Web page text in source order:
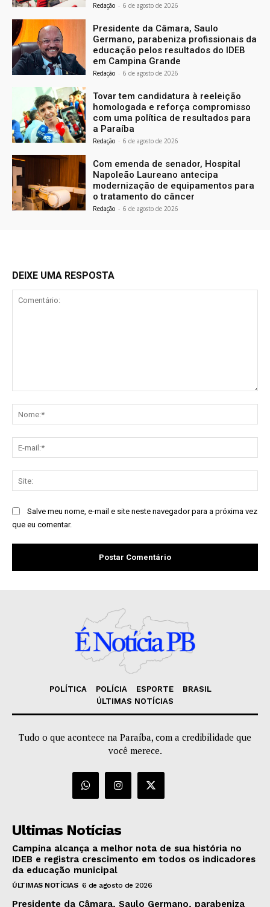
Redação - 6 de agosto de 2026
Presidente da Câmara, Saulo
Germano, parabeniza profissionais da
educação pelos resultados do IDEB
em Campina Grande
Redação - 6 de agosto de 2026
Tovar tem candidatura à reeleição
homologada e reforça compromisso
com uma política de resultados para
a Paraíba
Redação - 6 de agosto de 2026
Com emenda de senador, Hospital
Napoleão Laureano antecipa
modernização de equipamentos para
o tratamento do câncer
Redação - 6 de agosto de 2026
DEIXE UMA RESPOSTA
Salve meu nome, e-mail e site neste navegador para a próxima vez
que eu comentar.
POLÍTICA POLÍCIA ESPORTE
BRASIL
ÚLTIMAS NOTÍCIAS
Tudo o que acontece na Paraíba, com a credibilidade que
você merece.
Ultimas Notícias
Campina alcança a melhor nota de sua história no
IDEB e registra crescimento em todos os indicadores
da educação municipal
ÚLTIMAS NOTÍCIAS 6 de agosto de 2026
Presidente da Câmara, Saulo Germano, parabeniza